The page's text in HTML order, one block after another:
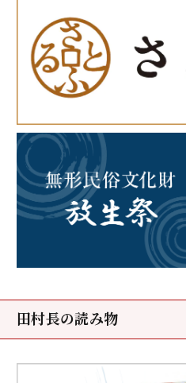
田村長の読み物
お客様の声